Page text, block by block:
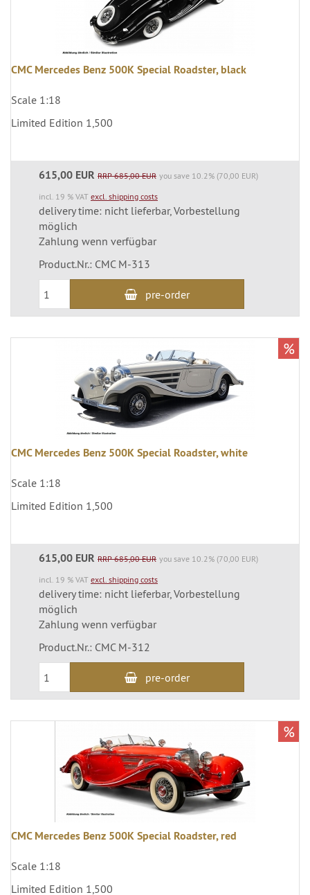
CMC Mercedes Benz 500K Special Roadster, black
Scale 1:18
Limited Edition 1,500
615,00 EUR RRP 685,00 EUR you save 10.2% (70,00 EUR)
incl. 19 % VAT excl. shipping costs
delivery time: nicht lieferbar, Vorbestellung
möglich
Zahlung wenn verfügbar
Product.Nr.: CMC M-313
pre-order
CMC Mercedes Benz 500K Special Roadster, white
Scale 1:18
Limited Edition 1,500
615,00 EUR RRP 685,00 EUR you save 10.2% (70,00 EUR)
incl. 19 % VAT excl. shipping costs
delivery time: nicht lieferbar, Vorbestellung
möglich
Zahlung wenn verfügbar
Product.Nr.: CMC M-312
pre-order
%
CMC Mercedes Benz 500K Special Roadster, red
Scale 1:18
Limited Edition 1,500
%